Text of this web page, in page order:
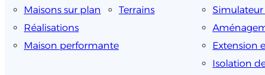
Maisons sur plan
Réalisations
Maison performante
Terrains
Extension
Isolation